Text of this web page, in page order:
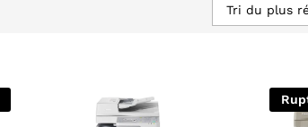
Tri du plus